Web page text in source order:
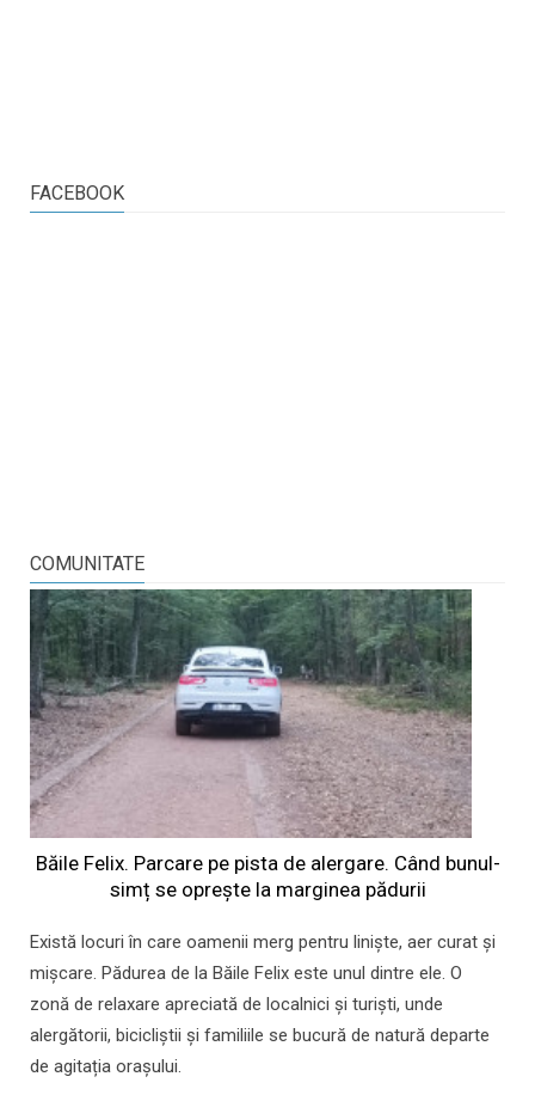
FACEBOOK
COMUNITATE
Băile Felix. Parcare pe pista de alergare. Când bunul-
simț se oprește la marginea pădurii
Există locuri în care oamenii merg pentru liniște, aer curat și
mișcare. Pădurea de la Băile Felix este unul dintre ele. O
zonă de relaxare apreciată de localnici și turiști, unde
alergătorii, bicicliștii și familiile se bucură de natură departe
de agitația orașului.